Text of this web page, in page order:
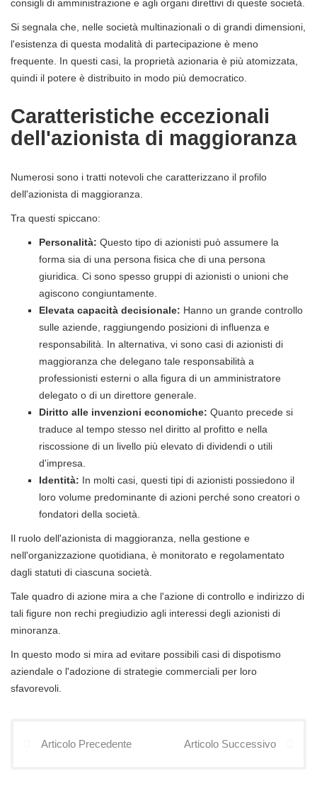
consigli di amministrazione e agli organi direttivi di queste società.
Si segnala che, nelle società multinazionali o di grandi dimensioni,
l'esistenza di questa modalità di partecipazione è meno
frequente. In questi casi, la proprietà azionaria è più atomizzata,
quindi il potere è distribuito in modo più democratico.
Caratteristiche eccezionali
dell'azionista di maggioranza
Numerosi sono i tratti notevoli che caratterizzano il profilo
dell'azionista di maggioranza.
Tra questi spiccano:
Personalità: Questo tipo di azionisti può assumere la
forma sia di una persona fisica che di una persona
giuridica. Ci sono spesso gruppi di azionisti o unioni che
agiscono congiuntamente.
Elevata capacità decisionale: Hanno un grande controllo
sulle aziende, raggiungendo posizioni di influenza e
responsabilità. In alternativa, vi sono casi di azionisti di
maggioranza che delegano tale responsabilità a
professionisti esterni o alla figura di un amministratore
delegato o di un direttore generale.
Diritto alle invenzioni economiche: Quanto precede si
traduce al tempo stesso nel diritto al profitto e nella
riscossione di un livello più elevato di dividendi o utili
d'impresa.
Identità: In molti casi, questi tipi di azionisti possiedono il
loro volume predominante di azioni perché sono creatori o
fondatori della società.
Il ruolo dell'azionista di maggioranza, nella gestione e
nell'organizzazione quotidiana, è monitorato e regolamentato
dagli statuti di ciascuna società.
Tale quadro di azione mira a che l'azione di controllo e indirizzo di
tali figure non rechi pregiudizio agli interessi degli azionisti di
minoranza.
In questo modo si mira ad evitare possibili casi di dispotismo
aziendale o l'adozione di strategie commerciali per loro
sfavorevoli.
Articolo Precedente Articolo Successivo